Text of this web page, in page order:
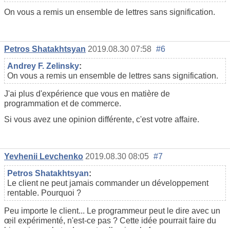
On vous a remis un ensemble de lettres sans signification.
Petros Shatakhtsyan 2019.08.30 07:58 #6
Andrey F. Zelinsky:
On vous a remis un ensemble de lettres sans signification.
J'ai plus d'expérience que vous en matière de
programmation et de commerce.
Si vous avez une opinion différente, c'est votre affaire.
Yevhenii Levchenko 2019.08.30 08:05 #7
Petros Shatakhtsyan:
Le client ne peut jamais commander un développement
rentable. Pourquoi ?
Peu importe le client... Le programmeur peut le dire avec un
œil expérimenté, n'est-ce pas ? Cette idée pourrait faire du